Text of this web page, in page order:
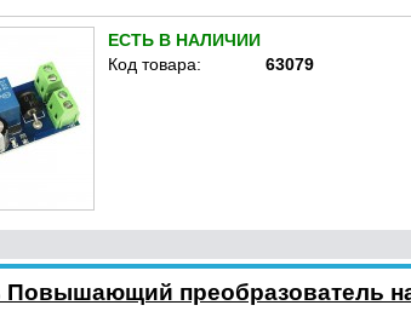
ЕСТЬ В НАЛИЧИИ
Код товара:
63079
преобразователь